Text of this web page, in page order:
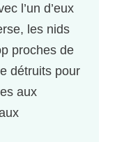
l’un d’eux
les nids
proches de
détruits pour
aux